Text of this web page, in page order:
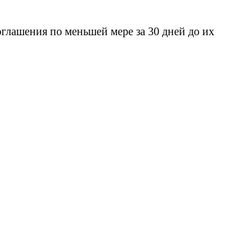
по меньшей мере за 30 дней до их